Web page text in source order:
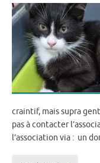
craintif, mais supra
pas à contacter
l’association via : un